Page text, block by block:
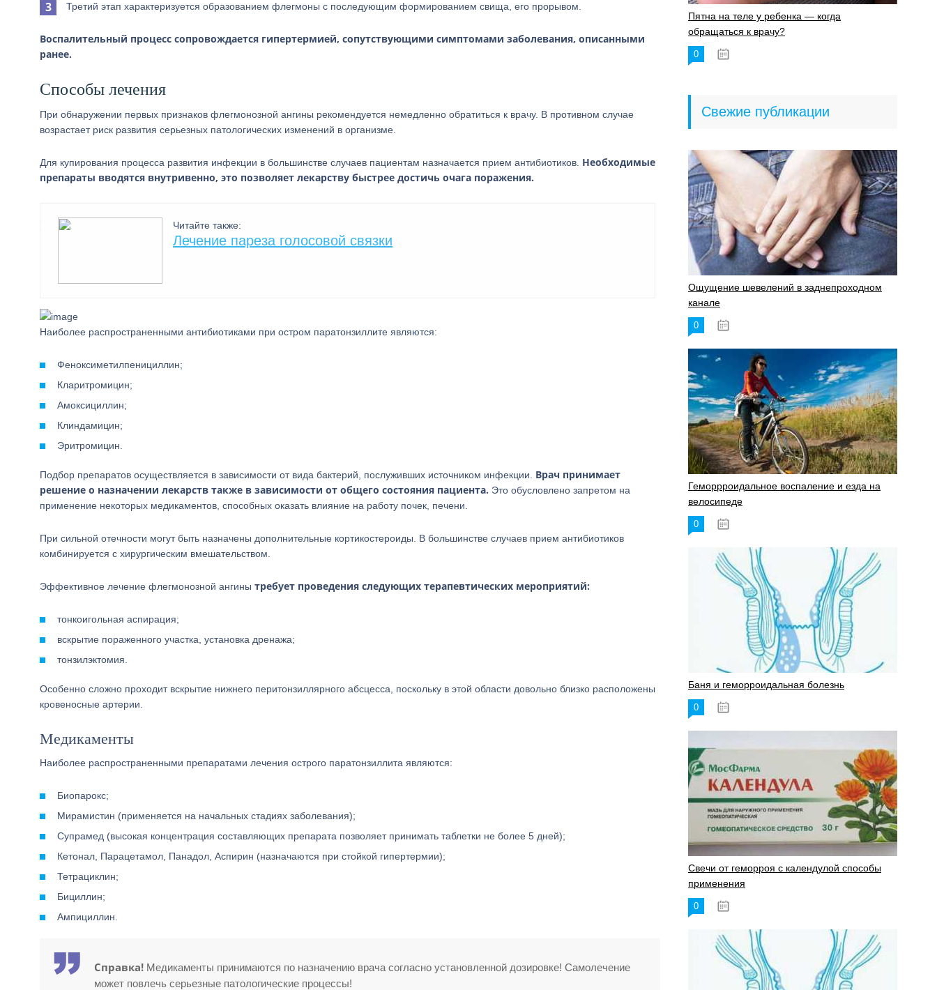
Третий этап характеризуется образованием флегмоны с последующим формированием свища, его прорывом.
Воспалительный процесс сопровождается гипертермией, сопутствующими симптомами заболевания, описанными
ранее.
Способы лечения
При обнаружении первых признаков флегмонозной ангины рекомендуется немедленно обратиться к врачу. В противном случае
возрастает риск развития серьезных патологических изменений в организме.
Для купирования процесса развития инфекции в большинстве случаев пациентам назначается прием антибиотиков. Необходимые
препараты вводятся внутривенно, это позволяет лекарству быстрее достичь очага поражения.
Читайте также:
Лечение пареза голосовой связки
Наиболее распространенными антибиотиками при остром паратонзиллите являются:
Феноксиметилпенициллин;
Кларитромицин;
Амоксициллин;
Клиндамицин;
Эритромицин.
Подбор препаратов осуществляется в зависимости от вида бактерий, послуживших источником инфекции. Врач принимает
решение о назначении лекарств также в зависимости от общего состояния пациента. Это обусловлено запретом на
применение некоторых медикаментов, способных оказать влияние на работу почек, печени.
При сильной отечности могут быть назначены дополнительные кортикостероиды. В большинстве случаев прием антибиотиков
комбинируется с хирургическим вмешательством.
Эффективное лечение флегмонозной ангины требует проведения следующих терапевтических мероприятий:
тонкоигольная аспирация;
вскрытие пораженного участка, установка дренажа;
тонзилэктомия.
Особенно сложно проходит вскрытие нижнего перитонзиллярного абсцесса, поскольку в этой области довольно близко расположены
кровеносные артерии.
Медикаменты
Наиболее распространенными препаратами лечения острого паратонзиллита являются:
Биопарокс;
Мирамистин (применяется на начальных стадиях заболевания);
Супрамед (высокая концентрация составляющих препарата позволяет принимать таблетки не более 5 дней);
Кетонал, Парацетамол, Панадол, Аспирин (назначаются при стойкой гипертермии);
Тетрациклин;
Бициллин;
Ампициллин.
Справка! Медикаменты принимаются по назначению врача согласно установленной дозировке! Самолечение
может повлечь серьезные патологические процессы!
Пятна на теле у ребенка — когда
обращаться к врачу?
0
Свежие публикации
Ощущение шевелений в заднепроходном
канале
0
Геморрроидальное воспаление и езда на
велосипеде
0
Баня и геморроидальная болезнь
0
Свечи от геморроя с календулой способы
применения
0